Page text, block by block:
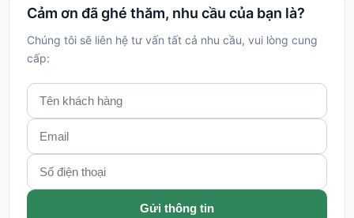
Cảm ơn đã ghé thăm, nhu cầu của bạn là?
Chúng tôi sẽ liên hệ tư vấn tất cả nhu cầu, vui lòng cung
cấp:
Gửi thông tin